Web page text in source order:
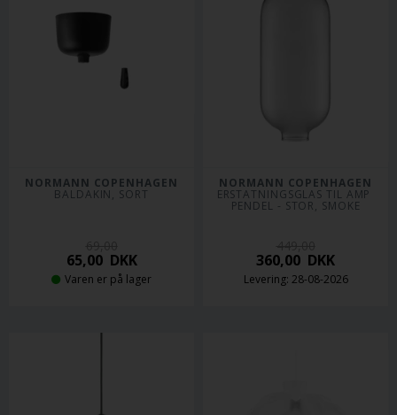
NORMANN COPENHAGEN
BALDAKIN, SORT
65,00DKK
Varen er på lager
NORMANN COPENHAGEN
ERSTATNINGSGLAS TIL AMP
PENDEL - STOR, SMOKE
360,00 DKK
Levering: 28-08-2026